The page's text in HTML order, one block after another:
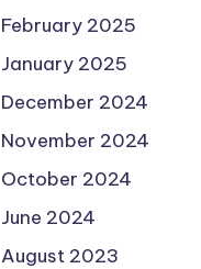
February 2025
January 2025
December 2024
November 2024
October 2024
June 2024
August 2023